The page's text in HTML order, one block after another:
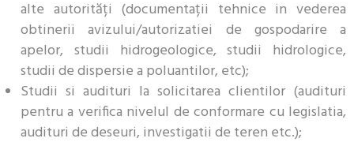
alte autorități (documentații tehnice in vederea
obtinerii avizului/autorizatiei de gospodarire a
apelor, studii hidrogeologice, studii hidrologice,
studii de dispersie a poluantilor, etc);
Studii si audituri la solicitarea clientilor (audituri
pentru a verifica nivelul de conformare cu legislatia,
audituri de deseuri, investigatii de teren etc.);